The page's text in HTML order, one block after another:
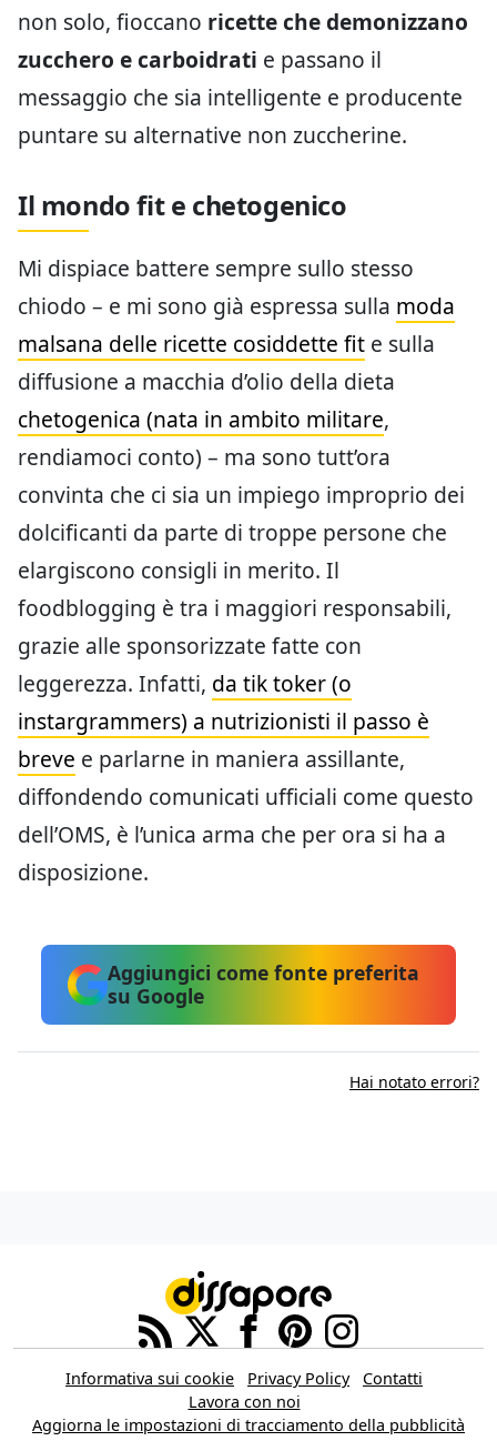
non solo, fioccano ricette che demonizzano
zucchero e carboidrati e passano il
messaggio che sia intelligente e producente
puntare su alternative non zuccherine.
Il mondo fit e chetogenico
Mi dispiace battere sempre sullo stesso
chiodo – e mi sono già espressa sulla moda
malsana delle ricette cosiddette fit e sulla
diffusione a macchia d’olio della dieta
chetogenica (nata in ambito militare,
rendiamoci conto) – ma sono tutt’ora
convinta che ci sia un impiego improprio dei
dolcificanti da parte di troppe persone che
elargiscono consigli in merito. Il
foodblogging è tra i maggiori responsabili,
grazie alle sponsorizzate fatte con
leggerezza. Infatti, da tik toker (o
instargrammers) a nutrizionisti il passo è
breve e parlarne in maniera assillante,
diffondendo comunicati ufficiali come questo
dell’OMS, è l’unica arma che per ora si ha a
disposizione.
Aggiungici come fonte preferita
su Google
Hai notato errori?
Informativa sui cookie Privacy Policy
Contatti
Lavora con noi
Aggiorna le impostazioni di tracciamento della pubblicità